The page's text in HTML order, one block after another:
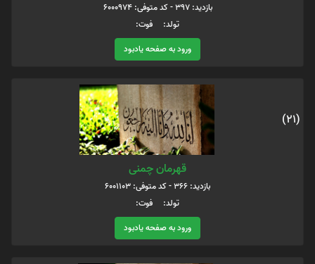
بازدید: 397 - کد متوفی: 6000974
تولد: فوت:
ورود به صفحه یادبود
(21)
قهرمان چمنی
بازدید: 366 - کد متوفی: 6001103
تولد: فوت:
ورود به صفحه یادبود